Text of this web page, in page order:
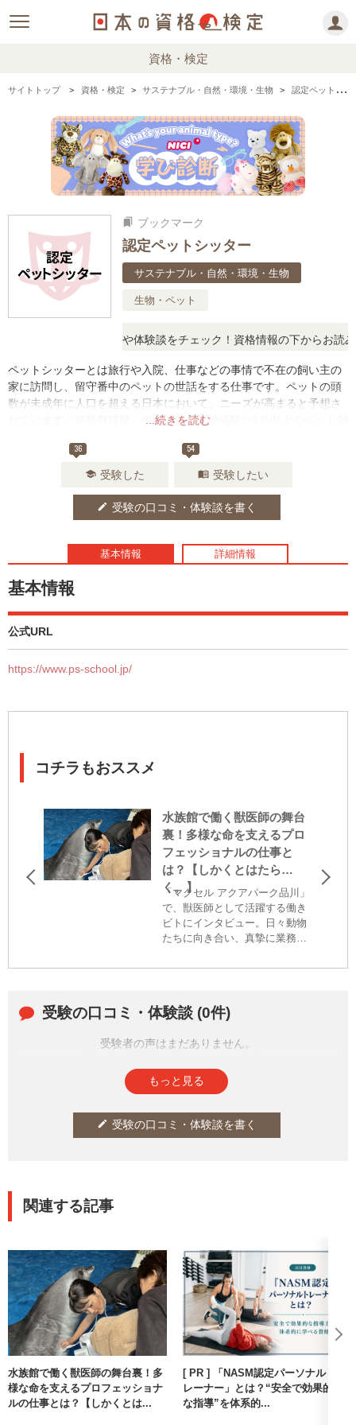
資格・検定
サイトトップ 資格・検定 サステナブル・自然・環境・生物 認定ペットシッターの情報まとめ
bookmarks ブックマーク
認定ペットシッター
サステナブル・自然・環境・生物
生物・ペット
、リアルな口コミや体験談をチェック！資格情報の下からお読みい
...続きを読む
ペットシッターとは旅行や入院、仕事などの事情で不在の飼い主の
家に訪問し、留守番中のペットの世話をする仕事です。ペットの頭
数が未成年に人口を超える日本において、ニーズが高まると予想さ
れています。資格取得後、半年以上の実務経験か1年以上のペット飼
す。他のペット系資格とのWライセンスもおススメです。
36
school 受験した
54
menu_book 受験したい
edit 受験の口コミ・体験談を書く
基本情報 詳細情報
基本情報
公式URL
https://www.ps-school.jp/
コチラもおススメ
水族館で働く獣医師の舞台
裏！多様な命を支えるプロ
フェッショナルの仕事と
は？【しかくとはたら
く。】
「マクセル アクアパーク品川」
で、獣医師として活躍する働き
ビトにインタビュー。日々動物
たちに向き合い、真摯に業務に
で働きたいと思ったのか、「獣
受験の口コミ・体験談 (0件)
受験者の声はまだありません。
もっと見る
edit 受験の口コミ・体験談を書く
関連する記事
水族館で働く獣医師の舞台裏！多
様な命を支えるプロフェッショナ
ルの仕事とは？【しかくとは...
[ PR ] 「NASM認定パーソナルト
レーナー」とは？“安全で効果的
な指導”を体系的...